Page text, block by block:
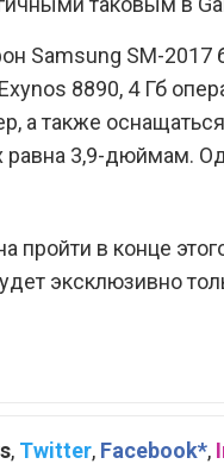
Samsung SM-2017
8890, 4 Гб
а также
равна 3,9-дюймам.
в конце
эксклюзивно
, Twitter, Facebook*,